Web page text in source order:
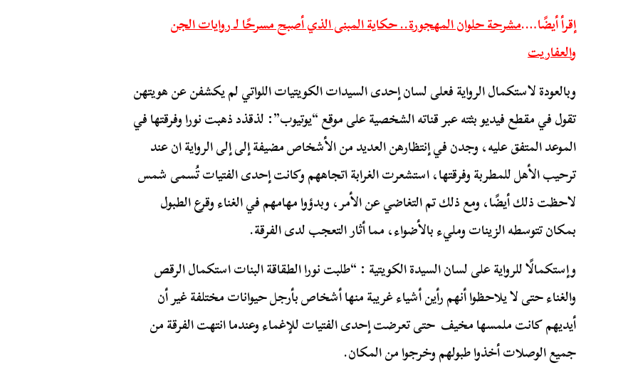
إقرأ أيضًا….مشرحة حلوان المهجورة.. حكاية المبنى الذي أصبح مسرحًا لـ روايات الجن
والعفاريت
وبالعودة لاستكمال الرواية فعلى لسان إحدى السيدات الكويتيات اللواتي لم يكشفن عن هويتهن
تقول في مقطع فيديو بثته عبر قناته الشخصية على موقع “يوتيوب”: لذقذد ذهبت نورا وفرقتها في
الموعد المتفق عليه، وجدن في إنتظارهن العديد من الأشخاص مضيفة إلى إلى الرواية ان عند
ترحيب الأهل للمطربة وفرقتها، استشعرت الغرابة اتجاههم وكانت إحدى الفتيات تُسمى شمس
لاحظت ذلك أيضًا، ومع ذلك تم التغاضي عن الأمر، وبدؤوا مهامهم في الغناء وقرع الطبول
بمكان تتوسطه الزينات ومليء بالأضواء، مما أثار التعجب لدى الفرقة.
وإستكمالًا للرواية على لسان السيدة الكويتية : “طلبت نورا الطقاقة البنات استكمال الرقص
والغناء حتى لا يلاحظوا أنهم رأين أشياء غريبة منها أشخاص بأرجل حيوانات مختلفة غير أن
أيديهم كانت ملمسها مخيف حتى تعرضت إحدى الفتيات للإغماء وعندما انتهت الفرقة من
جميع الوصلات أخذوا طبولهم وخرجوا من المكان.